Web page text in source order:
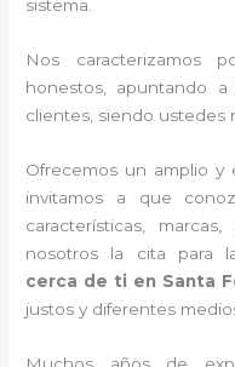
sistema.
Nos caracterizamos
honestos, apuntando
clientes, siendo
Ofrecemos un amplio y
invitamos a que
características,
nosotros la cita para
cerca de ti en Santa
justos y diferentes
Muchos años de